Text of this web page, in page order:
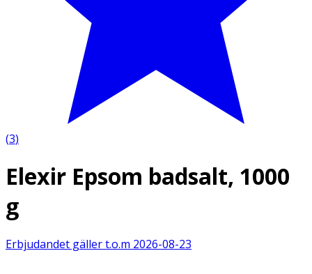
(3)
Elexir Epsom badsalt, 1000
g
Erbjudandet gäller t.o.m 2026-08-23